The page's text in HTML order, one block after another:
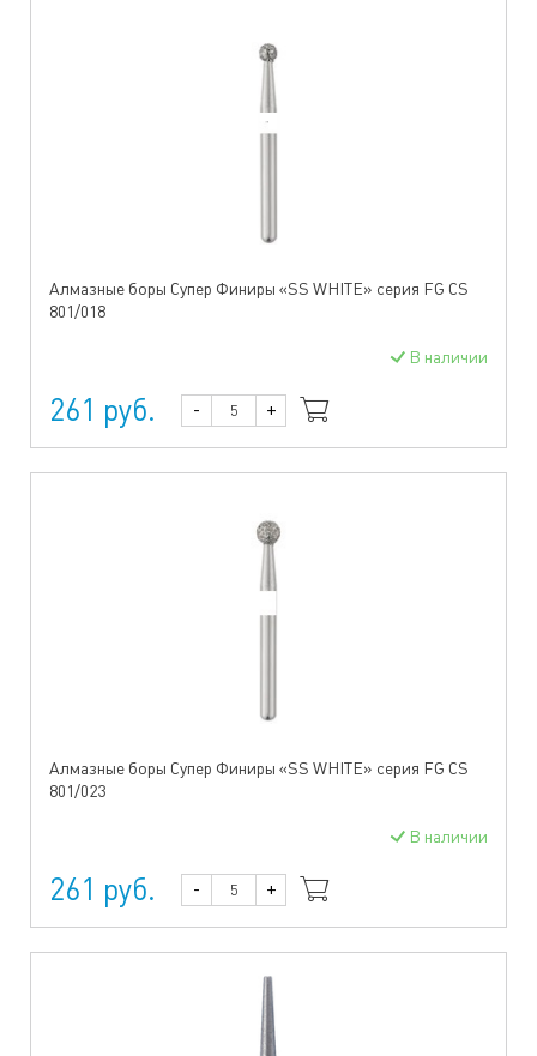
Алмазные боры Супер Финиры «SS WHITE» серия FG CS
801/018
В наличии
261 руб. - +
Алмазные боры Супер Финиры «SS WHITE» серия FG CS
801/023
В наличии
261 руб. - +